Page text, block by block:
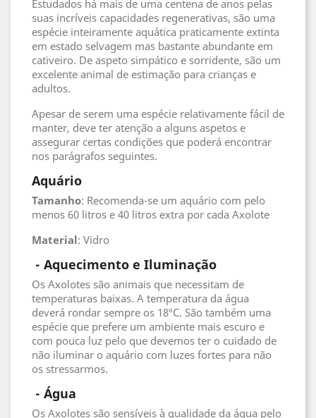
Estudados há mais de uma centena de anos pelas
suas incríveis capacidades regenerativas, são uma
espécie inteiramente aquática praticamente extinta
em estado selvagem mas bastante abundante em
cativeiro. De aspeto simpático e sorridente, são um
excelente animal de estimação para crianças e
adultos.
Apesar de serem uma espécie relativamente fácil de
manter, deve ter atenção a alguns aspetos e
assegurar certas condições que poderá encontrar
nos parágrafos seguintes.
Aquário
Tamanho: Recomenda-se um aquário com pelo
menos 60 litros e 40 litros extra por cada Axolote
Material: Vidro
- Aquecimento e Iluminação
Os Axolotes são animais que necessitam de
temperaturas baixas. A temperatura da água
deverá rondar sempre os 18ºC. São também uma
espécie que prefere um ambiente mais escuro e
com pouca luz pelo que devemos ter o cuidado de
não iluminar o aquário com luzes fortes para não
os stressarmos.
- Água
Os Axolotes são sensíveis à qualidade da água pelo